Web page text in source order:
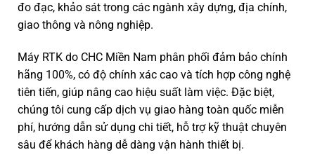
đo đạc, khảo sát trong các ngành xây dựng, địa chính,
giao thông và nông nghiệp.
Máy RTK do CHC Miền Nam phân phối đảm bảo chính
hãng 100%, có độ chính xác cao và tích hợp công nghệ
tiên tiến, giúp nâng cao hiệu suất làm việc. Đặc biệt,
chúng tôi cung cấp dịch vụ giao hàng toàn quốc miễn
phí, hướng dẫn sử dụng chi tiết, hỗ trợ kỹ thuật chuyên
sâu để khách hàng dễ dàng vận hành thiết bị.